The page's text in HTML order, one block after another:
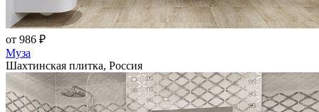
от 986 ₽
Муза
Шахтинская плитка, Россия